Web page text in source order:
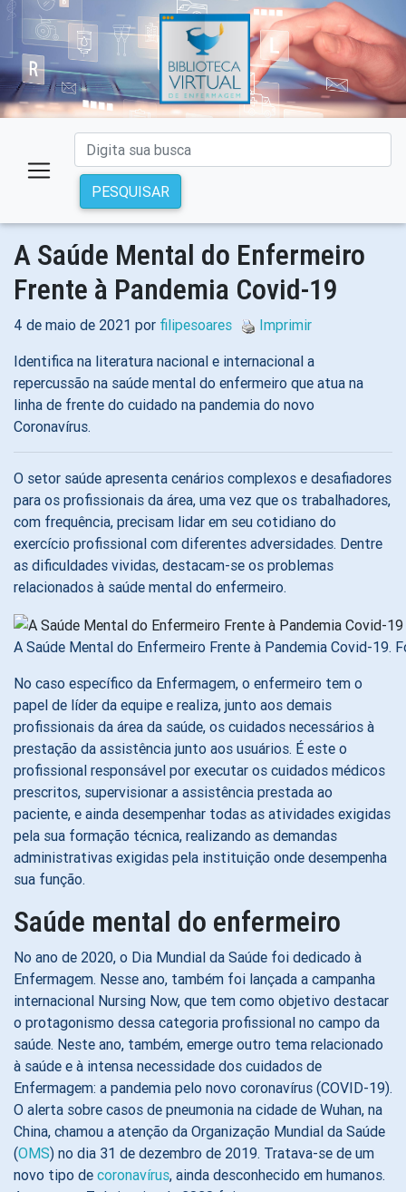
PESQUISAR
A Saúde Mental do Enfermeiro
Frente à Pandemia Covid-19
4 de maio de 2021 por filipesoares
Imprimir
Identifica na literatura nacional e internacional a
repercussão na saúde mental do enfermeiro que atua na
linha de frente do cuidado na pandemia do novo
Coronavírus.
O setor saúde apresenta cenários complexos e desafiadores
para os profissionais da área, uma vez que os trabalhadores,
com frequência, precisam lidar em seu cotidiano do
exercício profissional com diferentes adversidades. Dentre
as dificuldades vividas, destacam-se os problemas
relacionados à saúde mental do enfermeiro.
A Saúde Mental do Enfermeiro Frente à Pandemia Covid-19.
No caso específico da Enfermagem, o enfermeiro tem o
papel de líder da equipe e realiza, junto aos demais
profissionais da área da saúde, os cuidados necessários à
prestação da assistência junto aos usuários. É este o
profissional responsável por executar os cuidados médicos
prescritos, supervisionar a assistência prestada ao
paciente, e ainda desempenhar todas as atividades exigidas
pela sua formação técnica, realizando as demandas
administrativas exigidas pela instituição onde desempenha
sua função.
Saúde mental do enfermeiro
No ano de 2020, o Dia Mundial da Saúde foi dedicado à
Enfermagem. Nesse ano, também foi lançada a campanha
internacional Nursing Now, que tem como objetivo destacar
o protagonismo dessa categoria profissional no campo da
saúde. Neste ano, também, emerge outro tema relacionado
à saúde e à intensa necessidade dos cuidados de
Enfermagem: a pandemia pelo novo coronavírus (COVID-19).
O alerta sobre casos de pneumonia na cidade de Wuhan, na
China, chamou a atenção da Organização Mundial da Saúde
(OMS) no dia 31 de dezembro de 2019. Tratava-se de um
novo tipo de coronavírus, ainda desconhecido em humanos.